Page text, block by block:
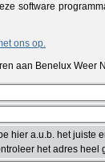
software
ons op.
aan Benelux Weer
hier a.u.b. het juiste
het adres heel